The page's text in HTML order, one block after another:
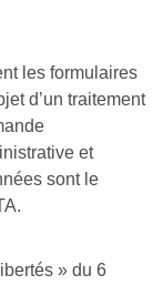
les formulaires
d’un traitement
et
sont le
» du 6